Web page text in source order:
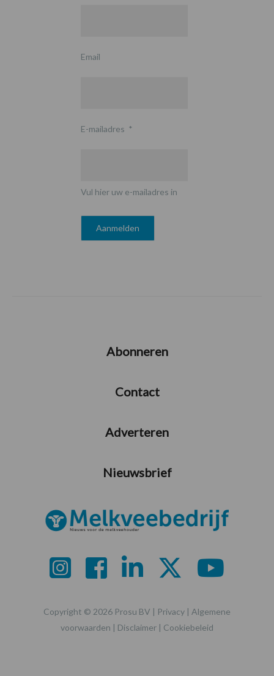
Email
E-mailadres *
Vul hier uw e-mailadres in
Abonneren
Contact
Adverteren
Nieuwsbrief
Copyright © 2026 Prosu BV | Privacy | Algemene
voorwaarden | Disclaimer | Cookiebeleid